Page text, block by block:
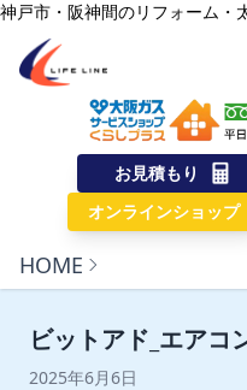
内容をスキップ
神戸市・阪神間のリフォーム・
株式会社ライフライン
お見積もり
オンラインショップ
HOME
ビットアド_エアコ
2025年6月6日